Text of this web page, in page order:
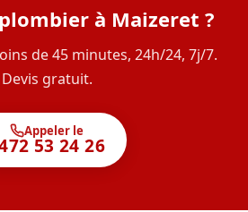
à Maizeret ?
de 45 minutes, 24h/24, 7j/7.
Devis gratuit.
Appeler le
53 24 26